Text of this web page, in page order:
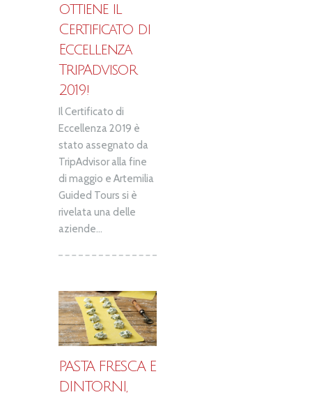
ottiene il
Certificato di
Eccellenza
TripAdvisor
2019!
Il Certificato di
Eccellenza 2019 è
stato assegnato da
TripAdvisor alla fine
di maggio e Artemilia
Guided Tours si è
rivelata una delle
aziende...
PASTA FRESCA E
DINTORNI,